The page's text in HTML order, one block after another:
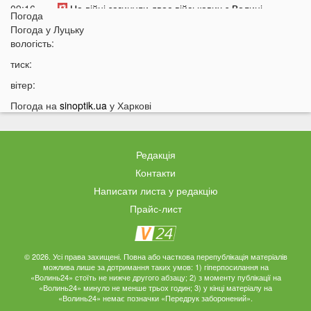
09:16
На війні загинули двоє військових з Волині
06 СЕРПНЯ
21:44
21:06
20:16
Астрологи назвали знаки Зодіаку, для яких серпень
стане найгіршим місяцем року
Врожай під загрозою: як врятувати город від
Українців закликали зробити запаси цих товарів:
кондиціонери: у чому причина
18:14
Власникам гаражів зробили попередження: за що
доведеться платити у 2026 році
Українців попередили про два важкі місяці попереду
Погода
Погода у Луцьку
вологість:
тиск:
вітер:
Погода на sinoptik.ua у Харкові
Редакція
Контакти
Написати листа у редакцію
Прайс-лист
© 2026. Усі права захищені. Повна або часткова перепублікація матеріалів
можлива лише за дотримання таких умов: 1) гіперпосилання на
«Волинь24» стоїть не нижче другого абзацу; 2) з моменту публікації на
«Волинь24» минуло не менше трьох годин; 3) у кінці матеріалу на
«Волинь24» немає позначки «Передрук заборонений».